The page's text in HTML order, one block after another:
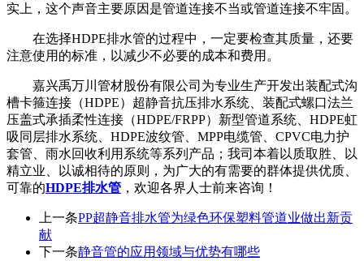
实上，这个声音主要原因是管道连接不当或管道连接不牢固。
在选择HDPE排水管的过程中，一定要检查其质量，还要
注意使用的标准，以减少不必要的成本和费用。
嘉兴禹万川管材股份有限公司为专业生产开发出装配式沟
槽卡箍连接（HDPE）超静音抗压排水系统、装配式螺口法兰
压盖式承插柔性连接（HDPE/FRPP）新型管道系统、HDPE虹
吸同层排水系统、HDPE波纹管、MPP电缆管、CPVC电力护
套管、雨水回收利用系统等系列产品；我司本着以质取胜、以
精立业、以诚相待的原则，为广大的有需要的群体提供优质、
可靠的HDPE排水管 ，欢迎各界人士前来咨询！
上一条PP超静音排水管为绿色环保塑料管道业做出新贡
献
下一条静音管的应用领域与优势有哪些